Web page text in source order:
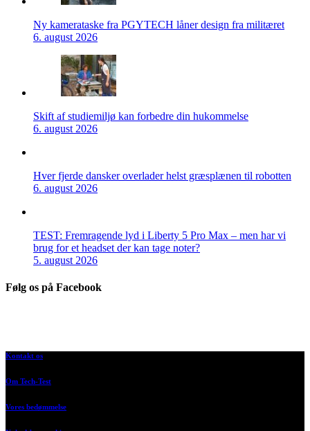
Ny kamerataske fra PGYTECH låner design fra militæret
6. august 2026
Skift af studiemiljø kan forbedre din hukommelse
6. august 2026
Hver fjerde dansker overlader helst græsplænen til robotten
6. august 2026
TEST: Fremragende lyd i Liberty 5 Pro Max – men har vi
brug for et headset der kan tage noter?
5. august 2026
Følg os på Facebook
Kontakt os
Om Tech-Test
Vores bedømmelse